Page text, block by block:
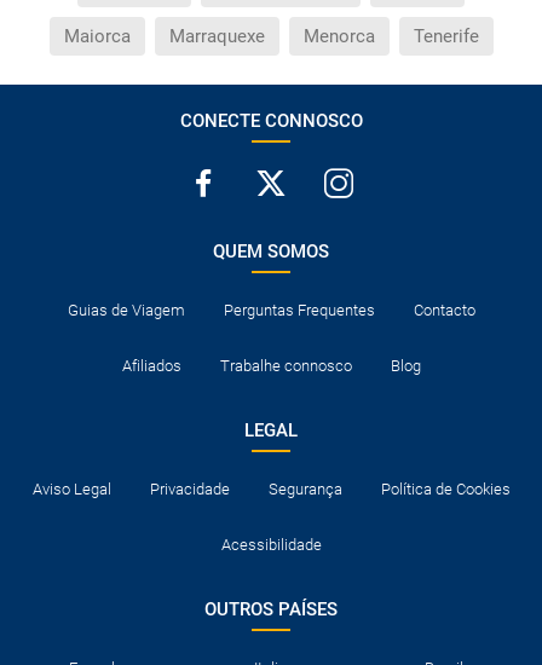
Maiorca Marraquexe Menorca Tenerife
CONECTE CONNOSCO
QUEM SOMOS
Guias de Viagem Perguntas Frequentes Contacto
Afiliados Trabalhe connosco Blog
LEGAL
Aviso Legal Privacidade Segurança Política de Cookies
Acessibilidade
OUTROS PAÍSES